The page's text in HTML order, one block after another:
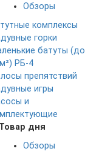
Обзоры
комплексы
горки
батуты (до
РБ-4
препятствий
игры
и
дня
Обзоры